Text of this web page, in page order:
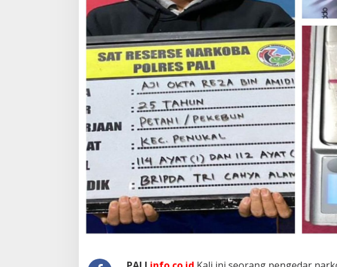
U
B
E
R
S
E
N
J
A
T
A
A
L
A
T
T
M
B
A
G